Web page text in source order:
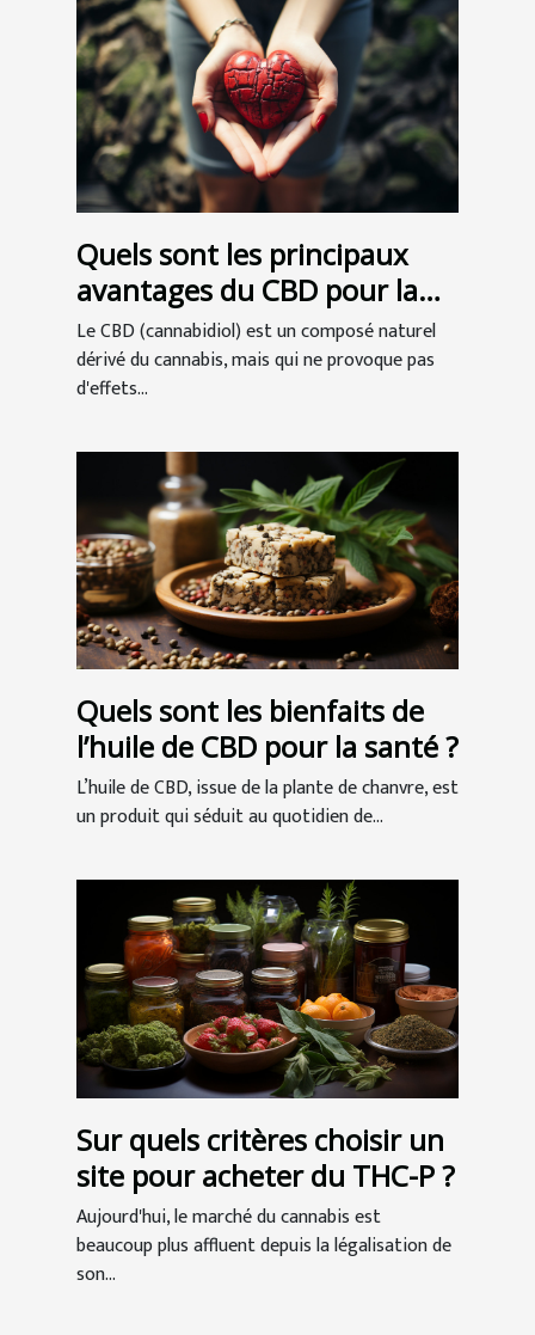
Quels sont les principaux
avantages du CBD pour la
santé ?
Le CBD (cannabidiol) est un composé naturel
dérivé du cannabis, mais qui ne provoque pas
d'effets...
Quels sont les bienfaits de
l’huile de CBD pour la santé ?
L’huile de CBD, issue de la plante de chanvre, est
un produit qui séduit au quotidien de...
Sur quels critères choisir un
site pour acheter du THC-P ?
Aujourd'hui, le marché du cannabis est
beaucoup plus affluent depuis la légalisation de
son...